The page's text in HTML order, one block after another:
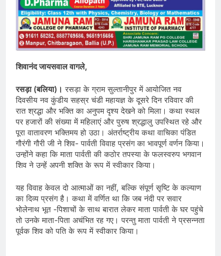
शिवानंद जायसवाल वागले,
रसड़ा (बलिया)। रसड़ा के ग्राम सुल्तानीपुर में आयोजित नव
दिवसीय नव कुंडीय सहस्र चंडी महायज्ञ के दूसरे दिन रविवार की
रात श्रद्धा और भक्ति का अनुपम दृश्य देखने को मिला। कथा स्थल
पर हजारों की संख्या में महिलाएं और पुरुष श्रद्धालु उपस्थित रहे और
पूरा वातावरण भक्तिमय हो उठा। अंतर्राष्ट्रीय कथा वाचिका पंडित
गौरंगी गौरी जी ने शिव- पार्वती विवाह प्रसंग का भावपूर्ण वर्णन किया।
उन्होंने कहा कि माता पार्वती की कठोर तपस्या के फलस्वरुप भगवान
शिव ने उन्हें अपनी शक्ति के रूप में स्वीकार किया।
यह विवाह केवल दो आत्माओं का नहीं, बल्कि संपूर्ण सृष्टि के कल्याण
का दिव्य प्रसंग है। कथा में वर्णित था कि जब नंदी पर सवार
भोलेनाथ भूत -पिशाचों के साथ बारात लेकर माता पार्वती के घर पहुंचे
तो उनके माता-पिता अचंभित रह गए। परन्तु माता पार्वती ने प्रसन्नता
पूर्वक शिव को पति के रूप में स्वीकार किया।